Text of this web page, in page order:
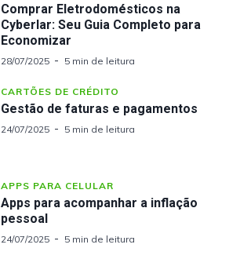
Comprar Eletrodomésticos na
Cyberlar: Seu Guia Completo para
Economizar
28/07/2025 5 min de leitura
CARTÕES DE CRÉDITO
Gestão de faturas e pagamentos
24/07/2025 5 min de leitura
APPS PARA CELULAR
Apps para acompanhar a inflação
pessoal
24/07/2025 5 min de leitura